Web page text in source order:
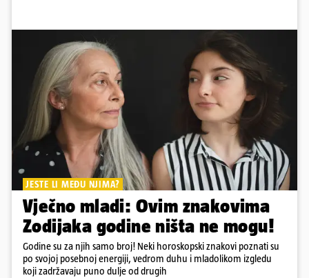
JESTE LI MEĐU NJIMA?
Vječno mladi: Ovim znakovima
Zodijaka godine ništa ne mogu!
Godine su za njih samo broj! Neki horoskopski znakovi poznati su
po svojoj posebnoj energiji, vedrom duhu i mladolikom izgledu
koji zadržavaju puno dulje od drugih